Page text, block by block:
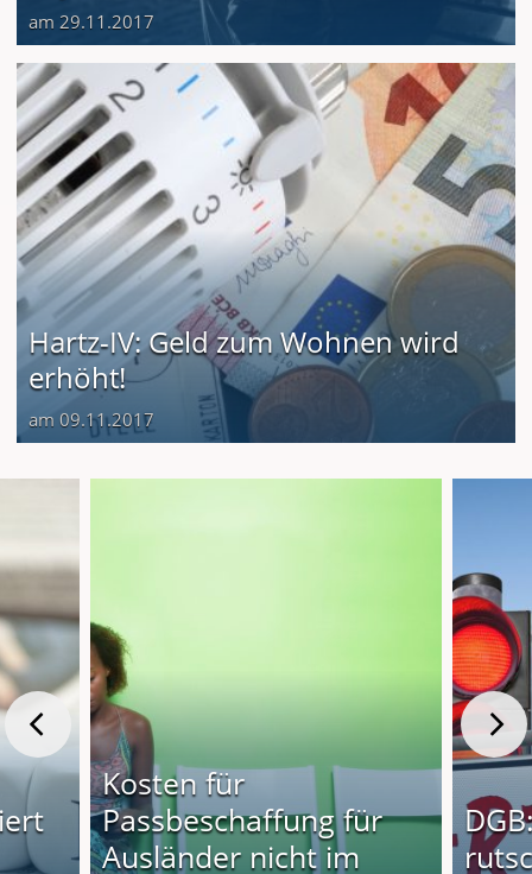
am 29.11.2017
Hartz-IV: Geld zum Wohnen wird
erhöht!
am 09.11.2017
Kosten für
Passbeschaffung für
Ausländer nicht im